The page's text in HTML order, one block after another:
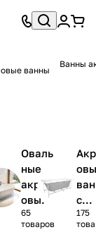
ванны
Ванны
Оваль
ные
акрил
овые
ванны
65
товаров
с
175